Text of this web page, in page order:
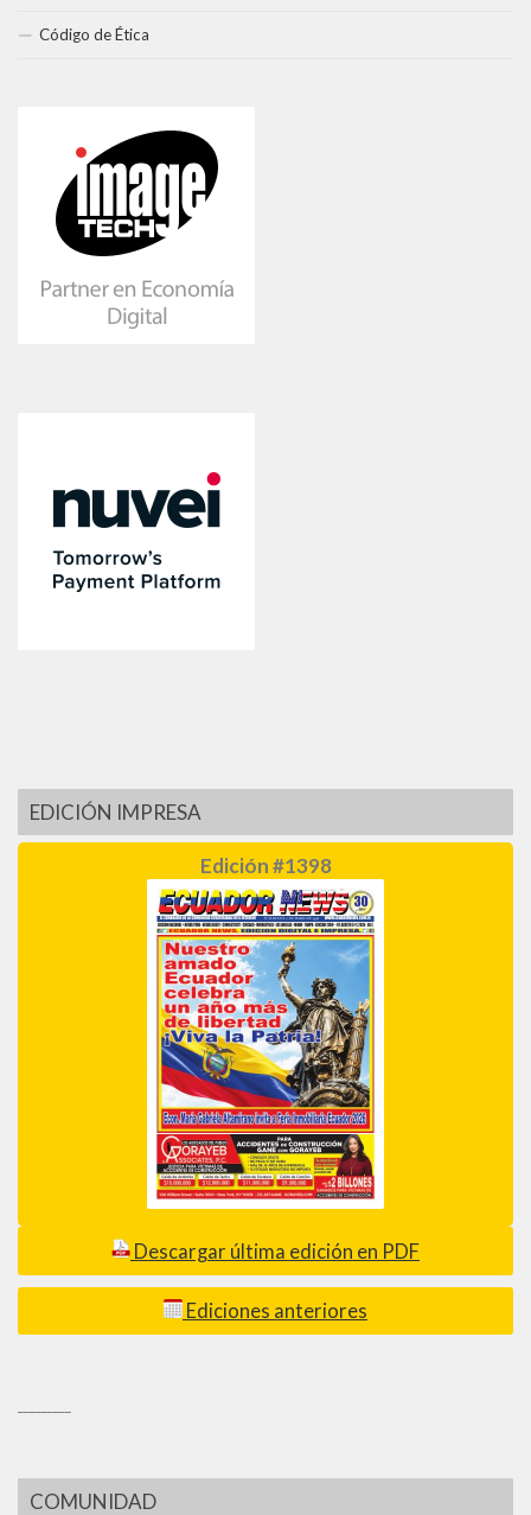
Código de Ética
EDICIÓN IMPRESA
Edición #1398
Descargar última edición en PDF
Ediciones anteriores
COMUNIDAD